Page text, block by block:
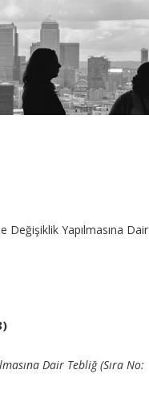
Değişiklik Yapılmasına Dair
Dair Tebliğ (Sıra No: